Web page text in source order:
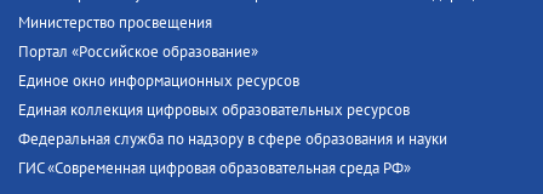
Министерство просвещения
Портал «Российское образование»
Единое окно информационных ресурсов
Единая коллекция цифровых образовательных ресурсов
Федеральная служба по надзору в сфере образования и науки
ГИС «Современная цифровая образовательная среда РФ»